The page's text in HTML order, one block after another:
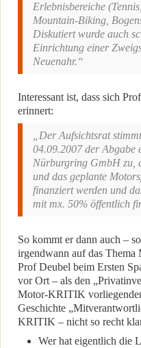
Erlebnisbereiche
Mountain-Biking,
Diskutiert wurde auch
Einrichtung einer
Neuenahr.“
Interessant ist, dass sich
erinnert:
„Der Aufsichtsrat
04.09.2007 der Abgabe
Nürburgring GmbH zu,
und das geplante
finanziert werden und
mit mx. 50% öffentlich
So kommt er dann auch –
irgendwann auf das
Prof Deubel beim Ersten
vor Ort – als den
Motor-KRITIK
Geschichte
KRITIK – nicht so recht
Wer hat eigentlich die